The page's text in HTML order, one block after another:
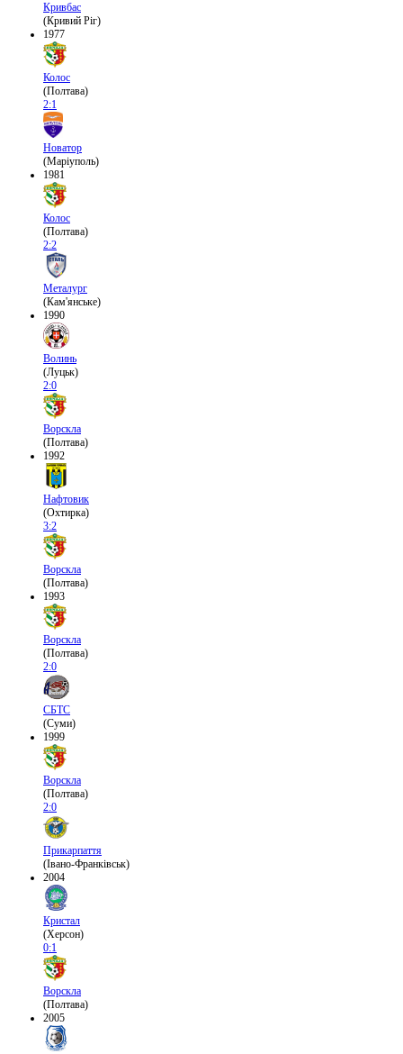
Кривбас
(Кривий Ріг)
1977
Колос
(Полтава)
2:1
Новатор
(Маріуполь)
1981
Колос
(Полтава)
2:2
Металург
(Кам'янське)
1990
Волинь
(Луцьк)
2:0
Ворскла
(Полтава)
1992
Нафтовик
(Охтирка)
3:2
Ворскла
(Полтава)
1993
Ворскла
(Полтава)
2:0
СБТС
(Суми)
1999
Ворскла
(Полтава)
2:0
Прикарпаття
(Івано-Франківськ)
2004
Кристал
(Херсон)
0:1
Ворскла
(Полтава)
2005